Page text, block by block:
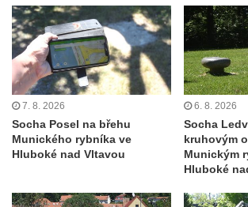
parku v Duchcově
Socha Walthera von der Vogelweide v
Duchcově
Busta Bedřicha Smetany v sadech B.
Smetany v Duchcově
Busta Ludwiga van Beethovena v sadech
B. Smetany v Duchcově
Pomník neznámého účelu v sadech Boženy
7. 8. 2026
Socha Posel na břehu
Munického rybníka ve
Hluboké nad Vltavou
6. 8. 2026
Socha
kruhovým
Munickým
Hluboké